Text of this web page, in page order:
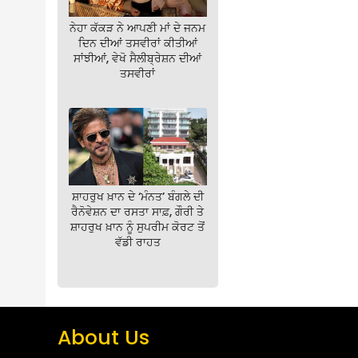
ਨੇਹਾ ਕੱਕੜ ਨੇ ਆਪਣੀ ਮਾਂ ਦੇ ਜਨਮ
ਦਿਨ ਦੀਆਂ ਤਸਵੀਰਾਂ ਕੀਤੀਆਂ
ਸਾਂਝੀਆਂ, ਵੇਖੋ ਸੈਲੀਬ੍ਰੇਸ਼ਨ ਦੀਆਂ
ਤਸਵੀਰਾਂ
ਸ਼ਾਹਰੁਖ ਖ਼ਾਨ ਦੇ ‘ਮੰਨਤ’ ਬੰਗਲੇ ਦੀ
ਰੈਨੋਵੇਸ਼ਨ ਦਾ ਰਸਤਾ ਸਾਫ਼, ਗੌਰੀ ਤੇ
ਸ਼ਾਹਰੁਖ ਖ਼ਾਨ ਨੂੰ ਸੁਪਰੀਮ ਕੋਰਟ ਤੋਂ
ਵੱਡੀ ਰਾਹਤ
About Us